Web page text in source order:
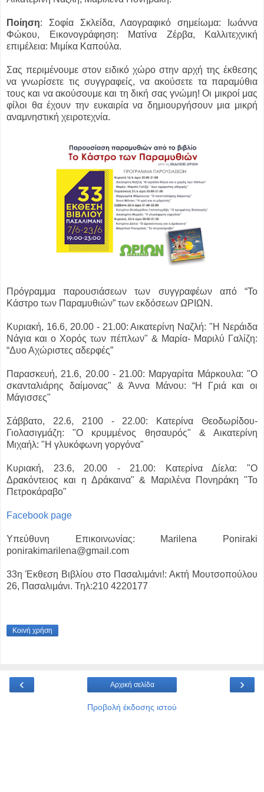
Ποίηση: Σοφία Σκλείδα, Λαογραφικό σημείωμα: Ιωάννα
Φώκου, Εικονογράφηση: Ματίνα Ζέρβα, Καλλιτεχνική
επιμέλεια: Μιμίκα Καπούλα.
Σας περιμένουμε στον ειδικό χώρο στην αρχή της έκθεσης
να γνωρίσετε τις συγγραφείς, να ακούσετε τα παραμύθια
τους και να ακούσουμε και τη δική σας γνώμη! Οι μικροί μας
φίλοι θα έχουν την ευκαιρία να δημιουργήσουν μια μικρή
αναμνηστική χειροτεχνία.
Πρόγραμμα παρουσιάσεων των συγγραφέων από “Το
Κάστρο των Παραμυθιών” των εκδόσεων ΩΡΙΩΝ.
Κυριακή, 16.6, 20.00 - 21.00: Αικατερίνη Ναζλή: "Η Νεράιδα
Νάγια και ο Χορός των πέπλων" & Μαρία- Μαριλύ Γαλίζη:
“Δυο Αχώριστες αδερφές”
Παρασκευή, 21.6, 20.00 - 21.00: Μαργαρίτα Μάρκουλα: "Ο
σκανταλιάρης δαίμονας" & Άννα Μάνου: “Η Γριά και οι
Μάγισσες"
Σάββατο, 22.6, 2100 - 22.00: Κατερίνα Θεοδωρίδου-
Γιολασιγμάζη: "Ο κρυμμένος θησαυρός" & Αικατερίνη
Μιχαήλ: "Η γλυκόφωνη γοργόνα"
Κυριακή, 23.6, 20.00 - 21.00: Κατερίνα Δίελα: "Ο
Δρακόντειος και η Δράκαινα" & Μαριλένα Πονηράκη "Το
Πετροκάραβο"
Facebook page
Υπεύθυνη Επικοινωνίας: Marilena Poniraki
ponirakimarilena@gmail.com
33η Έκθεση Βιβλίου στο Πασαλιμάνι!: Ακτή Μουτσοπούλου
26, Πασαλιμάνι. Τηλ:210 4220177
Κοινή χρήση
‹ ›
Αρχική σελίδα
Προβολή έκδοσης ιστού